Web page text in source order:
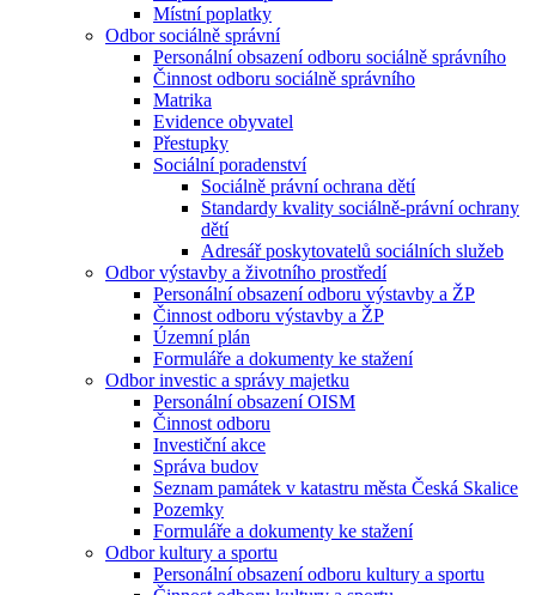
Místní poplatky
Odbor sociálně správní
Personální obsazení odboru sociálně správního
Činnost odboru sociálně správního
Matrika
Evidence obyvatel
Přestupky
Sociální poradenství
Sociálně právní ochrana dětí
Standardy kvality sociálně-právní ochrany
dětí
Adresář poskytovatelů sociálních služeb
Odbor výstavby a životního prostředí
Personální obsazení odboru výstavby a ŽP
Činnost odboru výstavby a ŽP
Územní plán
Formuláře a dokumenty ke stažení
Odbor investic a správy majetku
Personální obsazení OISM
Činnost odboru
Investiční akce
Správa budov
Seznam památek v katastru města Česká Skalice
Pozemky
Formuláře a dokumenty ke stažení
Odbor kultury a sportu
Personální obsazení odboru kultury a sportu